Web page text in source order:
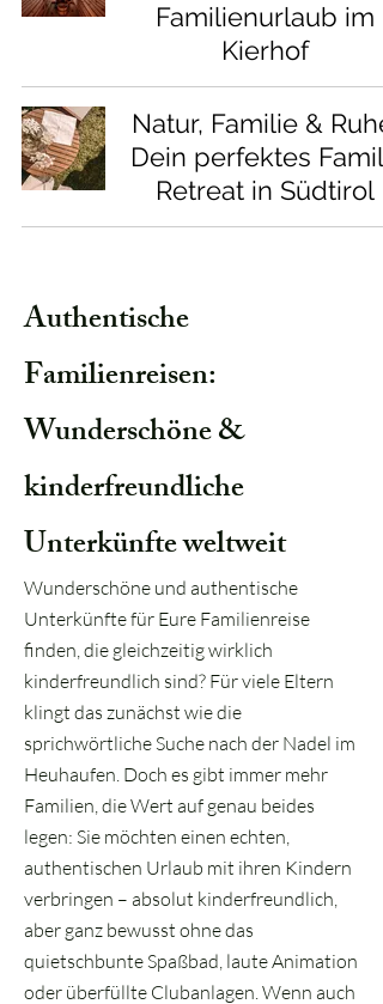
Familienurlaub im
Kierhof
Natur, Familie & Ruhe:
Dein perfektes Family
Retreat in Südtirol
Authentische
Familienreisen:
Wunderschöne &
kinderfreundliche
Unterkünfte weltweit
Wunderschöne und authentische
Unterkünfte für Eure Familienreise
finden, die gleichzeitig wirklich
kinderfreundlich sind? Für viele Eltern
klingt das zunächst wie die
sprichwörtliche Suche nach der Nadel im
Heuhaufen. Doch es gibt immer mehr
Familien, die Wert auf genau beides
legen: Sie möchten einen echten,
authentischen Urlaub mit ihren Kindern
verbringen – absolut kinderfreundlich,
aber ganz bewusst ohne das
quietschbunte Spaßbad, laute Animation
oder überfüllte Clubanlagen. Wenn auch